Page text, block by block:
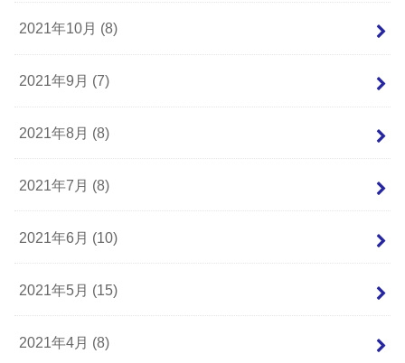
2021年10月 (8)
2021年9月 (7)
2021年8月 (8)
2021年7月 (8)
2021年6月 (10)
2021年5月 (15)
2021年4月 (8)